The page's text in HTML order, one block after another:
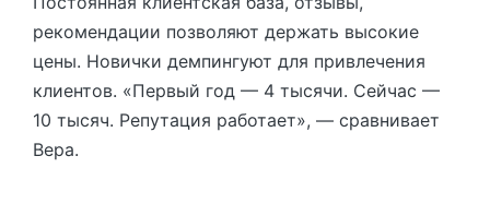
рекомендации позволяют держать высокие
цены. Новички демпингуют для привлечения
клиентов. «Первый год — 4 тысячи. Сейчас —
10 тысяч. Репутация работает», — сравнивает
Вера.